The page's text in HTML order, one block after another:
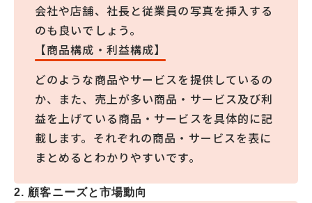
会社や店舗、社長と従業員の写真を挿入する
のも良いでしょう。
【商品構成・利益構成】
どのような商品やサービスを提供しているの
か、また、売上が多い商品・サービス及び利
益を上げている商品・サービスを具体的に記
載します。それぞれの商品・サービスを表に
まとめるとわかりやすいです。
2. 顧客ニーズと市場動向